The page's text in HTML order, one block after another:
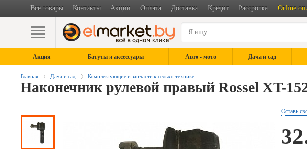
Все товары Контакты Акции Оплата Доставка Кредит Рассрочка Online
Акция Батуты и аксессуары Авто - мото Дача и сад
Главная Дача и сад Комплектующие и запчасти к сельхозтехнике
Наконечник рулевой правый Rossel XT-
Оставь